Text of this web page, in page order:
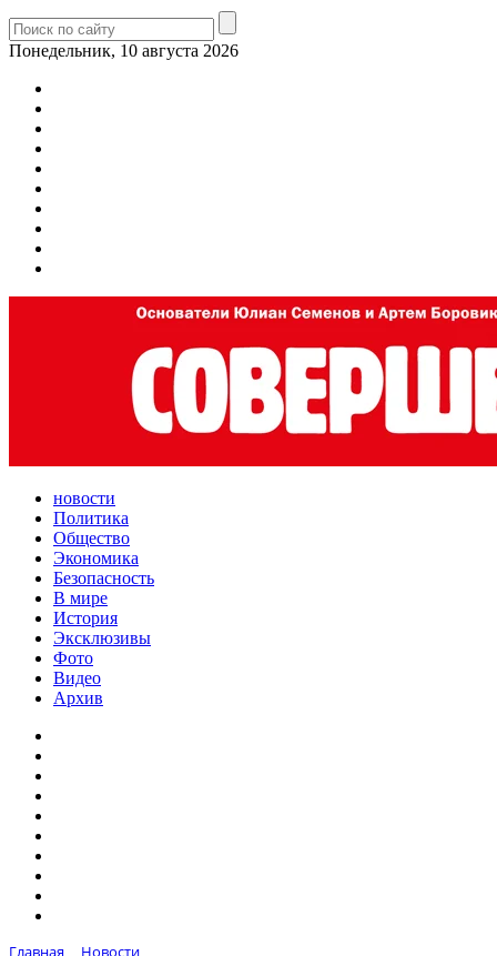
Понедельник, 10 августа 2026
новости
Политика
Общество
Экономика
Безопасность
В мире
История
Эксклюзивы
Фото
Видео
Архив
Главная
Новости